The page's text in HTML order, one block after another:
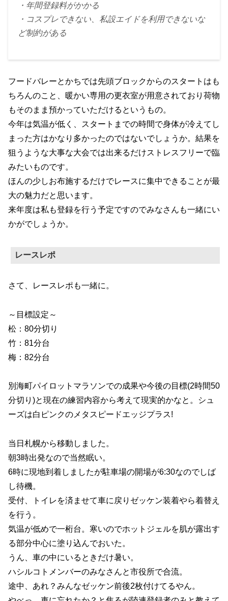
・年間登録料がかかる
・コスプレできない、私設エイドを利用できないな
ど制約がある
フードバレーとかちでは先頭ブロックからのスタートはも
ちろんのこと、暖かい専用の更衣室が用意されており荷物
もそのまま預かっていただけるというもの。
今年は気温が低く、スタートまでの時間で身体が冷えてし
まった方はかなり多かったのではないでしょうか。結果を
狙うような大事な大会では出来るだけストレスフリーで臨
みたいものです。
ほんの少しお布施するだけでレースに集中できることが最
大の魅力だと思います。
来年度は私も登録を行う予定ですのでみなさんも一緒にい
かがでしょうか。
レースレポ
さて、レースレポも一緒に。
～目標設定～
松：80分切り
竹：81分台
梅：82分台
別海町パイロットマラソンでの成果や今後の目標(2時間50
分切り)と現在の練習内容から考えて現実的かなと。シュ
ーズは白ピンクのメタスピードエッジプラス!
当日札幌から移動しました。
朝3時出発なので当然眠い。
6時に現地到着しましたが駐車場の開場が6:30なのでしば
し待機。
受付、トイレを済ませて車に戻りゼッケン装着やら着替え
を行う。
気温が低めで一桁台。寒いのでホットジェルを肌が露出す
る部分中心に塗り込んでおいた。
うん、車の中にいるときだけ暑い。
ハシルコトメンバーのみなさんと市役所で合流。
途中、あれ？みんなゼッケン前後2枚付けてるやん。